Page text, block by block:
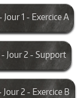
1 - Exercice A
- Jour 2 - Support
2 - Exercice B